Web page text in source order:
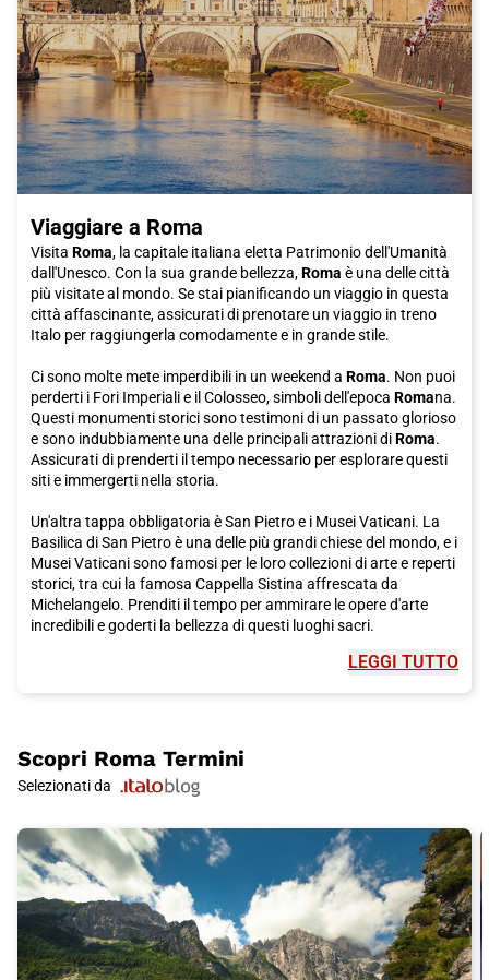
E per rendere il tuo viaggio a Sorrento ancora più piacevole, ti
consigliamo di scegliere il treno Italo come il tuo mezzo di
trasporto. Italo è noto per la sua comodità e velocità, offrendo
un'esperienza di viaggio di prima classe. I loro treni sono
moderni, confortevoli e dotati di WiFi gratuito, presa di corrente
individuale e spazio per i bagagli. Inoltre, Italo ti porta
direttamente alla stazione di Napoli Centrale, da cui puoi
facilmente prendere un treno per Sorrento.
Quindi, se stai cercando una destinazione che offre storia,
raggiungerla, Sorrento e il treno Italo sono la scelta ideale.
Prenota il tuo biglietto e preparati a vivere un'esperienza
indimenticabile in questa incantevole città della penisola
sorrentina.
Viaggiare a Roma
Visita Roma, la capitale italiana eletta Patrimonio dell'Umanità
dall'Unesco. Con la sua grande bellezza,Roma è una delle città
più visitate al mondo. Se stai pianificando un viaggio in questa
città affascinante, assicurati di prenotare un viaggio in treno
Italo per raggiungerla comodamente e in grande stile.
Ci sono molte mete imperdibili in un weekend a Roma. Non puoi
perderti i Fori Imperiali e il Colosseo, simboli dell'epoca Romana.
Questi monumenti storici sono testimoni di un passato glorioso
e sono indubbiamente una delle principali attrazioni diRoma.
Assicurati di prenderti il tempo necessario per esplorare questi
siti e immergerti nella storia.
Un'altra tappa obbligatoria è San Pietro e i Musei Vaticani. La
Basilica di San Pietro è una delle più grandi chiese del mondo, e i
Musei Vaticani sono famosi per le loro collezioni di arte e reperti
storici, tra cui la famosa Cappella Sistina affrescata da
Michelangelo. Prenditi il tempo per ammirare le opere d'arte
incredibili e goderti la bellezza di questi luoghi sacri.
Il Pantheon è un altro sito imperdibile. Questo antico tempio
Per un po' di fortuna, assicurati di visitare la Fontana di Trevi,
che è stata restaurata grazie agli investimenti della storica
moneta nella fontana, secondo la tradizione locale. È
un'esperienza indimenticabile da fare durante il tuo soggiorno a
Roma .
Se vuoi goderti una vista mozzafiato sulla città, sali al
Gianicolo. Da qui potrai ammirare i tetti diRomae ammirare il
panorama spettacolare. È il posto perfetto per una passeggiata
LEGGI TUTTO
Scopri Roma Termini
Selezionati da